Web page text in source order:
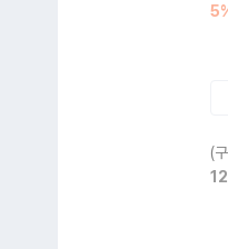
5
(